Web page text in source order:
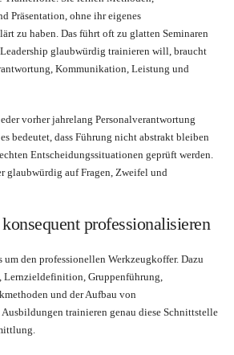
Präsentation, ohne ihr eigenes
zu haben. Das führt oft zu glatten Seminaren
glaubwürdig trainieren will, braucht
Kommunikation, Leistung und
vorher jahrelang Personalverantwortung
bedeutet, dass Führung nicht abstrakt bleiben
Entscheidungssituationen geprüft werden.
glaubwürdig auf Fragen, Zweifel und
professionalisieren
den professionellen Werkzeugkoffer. Dazu
Lernzieldefinition, Gruppenführung,
und der Aufbau von
trainieren genau diese Schnittstelle